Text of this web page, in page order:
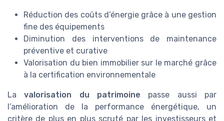
Réduction des coûts d’énergie grâce à une gestion
fine des équipements
Diminution des interventions de maintenance
préventive et curative
Valorisation du bien immobilier sur le marché grâce
à la certification environnementale
Lavalorisation du patrimoine passe aussi par
l’amélioration de la performance énergétique, un
critère de plus en plus scruté par les investisseurs et